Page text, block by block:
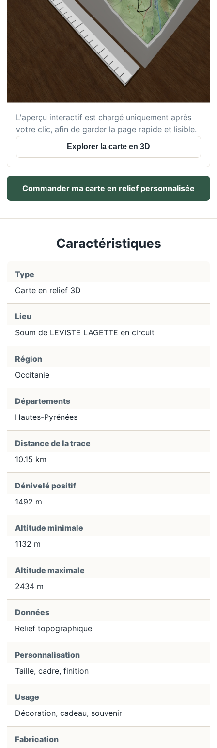
L'aperçu interactif est chargé uniquement après
votre clic, afin de garder la page rapide et lisible.
Explorer la carte en 3D
Commander ma carte en relief personnalisée
Caractéristiques
Type
Carte en relief 3D
Lieu
Soum de LEVISTE LAGETTE en circuit
Région
Occitanie
Départements
Hautes-Pyrénées
Distance de la trace
10.15 km
Dénivelé positif
1492 m
Altitude minimale
1132 m
Altitude maximale
2434 m
Données
Relief topographique
Personnalisation
Taille, cadre, finition
Usage
Décoration, cadeau, souvenir
Fabrication